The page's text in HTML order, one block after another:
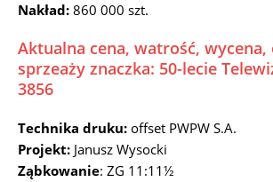
Nakład: 860 000 szt.
Aktualna cena, watrość,
sprzeaży znaczka: 50-lecie
3856
Technika druku: offset PWPW S.A.
Projekt: Janusz Wysocki
Ząbkowanie: ZG 11:11½